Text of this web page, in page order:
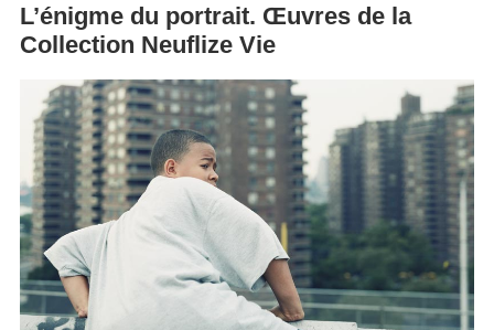
L’énigme du portrait. Œuvres de la
Collection Neuflize Vie